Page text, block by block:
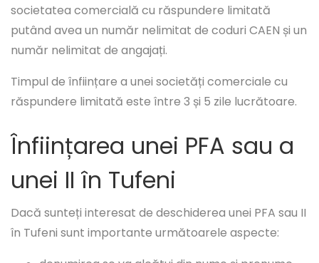
societatea comercială cu răspundere limitată
putând avea un număr nelimitat de coduri CAEN și un
număr nelimitat de angajați.
Timpul de înființare a unei societăți comerciale cu
răspundere limitată este între 3 și 5 zile lucrătoare.
Înființarea unei PFA sau a
unei II în Tufeni
Dacă sunteți interesat de deschiderea unei PFA sau II
în Tufeni sunt importante următoarele aspecte: